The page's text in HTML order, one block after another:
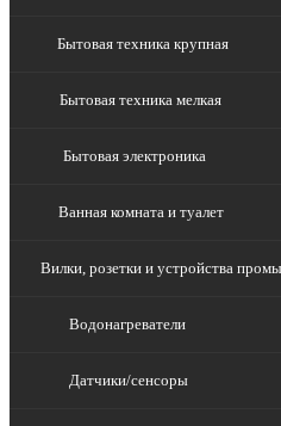
Бытовая техника крупная
Бытовая техника мелкая
Бытовая электроника
Ванная комната и туалет
Вилки, розетки и устройства
Водонагреватели
Датчики/сенсоры